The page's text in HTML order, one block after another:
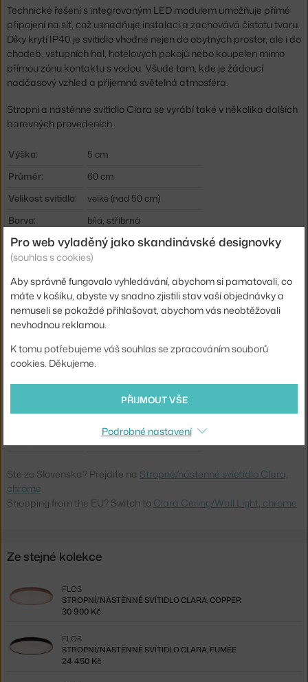
Technické řešení s integrovaným LED modulem umožňuje přímé
připojení na síť, což usnadňuje instalaci a zachovává čistotu tvaru.
Díky krytí IP40 je svítidlo vhodné nejen do obytných prostor, ale i do
chodeb, vstupních hal, hotelových pokojů nebo koupelen mimo
přímou zónu kontaktu s vodou. Všude tam, kde je žádoucí
nadčasový vzhled a příjemná světelná atmosféra.
Stropní a nástěnné svítidlo Clara se vyrábí také v několika dalších
barevných provedeních.
Výška:
5 cm
Průměr:
60 cm
Velikost svítidla:
velké (nad 50 cm)
Barva:
bílá, stříbrná
Materiál:
odolný plast, polykarbonát
Krytí:
IP40
Hlavní materiál:
plast
Světelný tok:
3141 lm
Příkon:
57 W
Patice / zdroj:
vestavěný LED zdroj
ano, vestavěný
FLO-F1570009-F1571057
Ste zo Slovenska? Prejdite na Stropné/nástenné svietidlo Clara,
chrome
Shopping from the EU? Switch to Clara Ceiling/Wall Light, chrome
Ze stejné kolekce
STROPNÍ/NÁSTĚNNÉ SVÍTIDLO CLARA, COPPER
FLOS
30 900 Kč
STROPNÍ/NÁSTĚNNÉ SVÍTIDLO CLARA, FUMÉE
FLOS
24 450 Kč
Pro web vyladěný jako skandinávské designovky
(souhlas s cookies)
Aby správně fungovalo vyhledávání, abychom si pamatovali, co
máte v košíku, abyste vy snadno zjistili stav vaší objednávky a
nemuseli se pokaždé přihlašovat, abychom vás neobtěžovali
nevhodnou reklamou.
K tomu potřebujeme váš souhlas se zpracováním souborů
cookies. Děkujeme.
PŘIJMOUT VŠE
Podrobné nastavení